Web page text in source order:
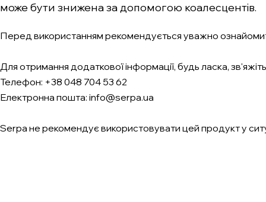
може бути знижена за допомогою коалесцентів.
Перед використанням рекомендується уважно
Для отримання додаткової інформації, будь ласка,
Телефон: +38 048 704 53 62
Електронна пошта: info@serpa.ua
Serpa не рекомендує використовувати цей продукт у